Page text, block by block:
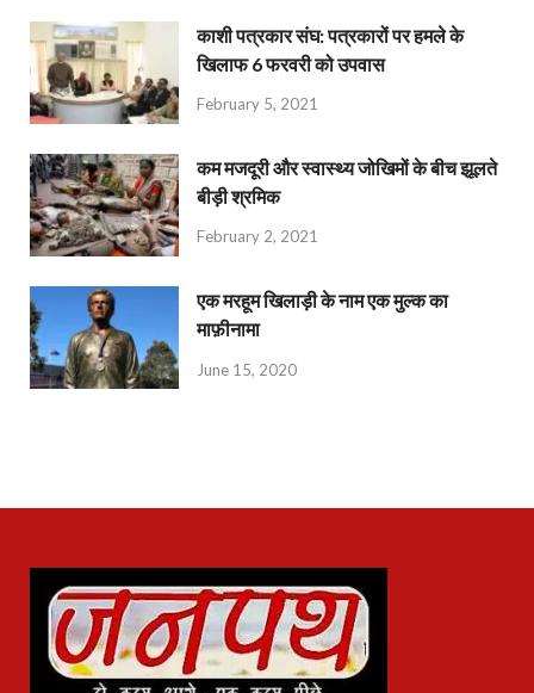
काशी पत्रकार संघ: पत्रकारों पर हमले के
खिलाफ 6 फरवरी को उपवास
February 5, 2021
कम मजदूरी और स्वास्थ्य जोखिमों के बीच झूलते
बीड़ी श्रमिक
February 2, 2021
एक मरहूम खिलाड़ी के नाम एक मुल्क का
माफ़ीनामा
June 15, 2020